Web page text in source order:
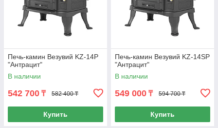
Печь-камин Везувий KZ-14Р
"Антрацит"
В наличии
542 700 ₸ 582 400 ₸
Купить
Печь-камин Везувий KZ-14SР
"Антрацит"
В наличии
549 000 ₸ 594 700 ₸
Купить